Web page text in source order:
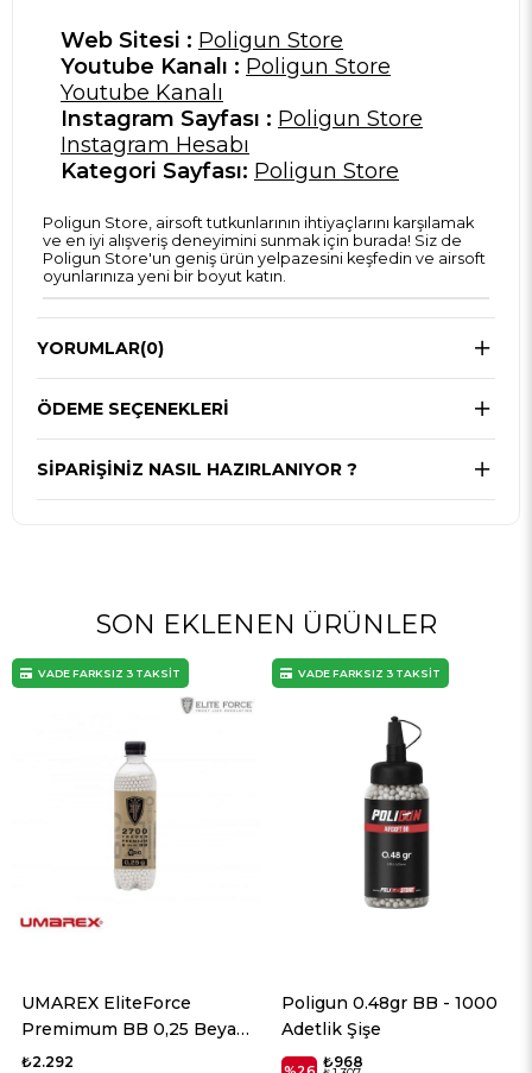
Web Sitesi : Poligun Store
Youtube Kanalı : Poligun Store
Youtube Kanalı
Instagram Sayfası : Poligun Store
Instagram Hesabı
Kategori Sayfası: Poligun Store
Poligun Store, airsoft tutkunlarının ihtiyaçlarını karşılamak
ve en iyi alışveriş deneyimini sunmak için burada! Siz de
Poligun Store'un geniş ürün yelpazesini keşfedin ve airsoft
oyunlarınıza yeni bir boyut katın.
YORUMLAR(0)
ÖDEME SEÇENEKLERI
SIPARIŞINIZ NASIL HAZIRLANIYOR ?
SON EKLENEN ÜRÜNLER
Poligun 0.48gr BB - 1000
Adetlik Şişe
₺968
VADE FARKSIZ 3 TAKSİT
Poligun 0.45gr BB - 1000
Adetlik Şişe
₺784
VADE FARKSIZ 3 TAKSİT